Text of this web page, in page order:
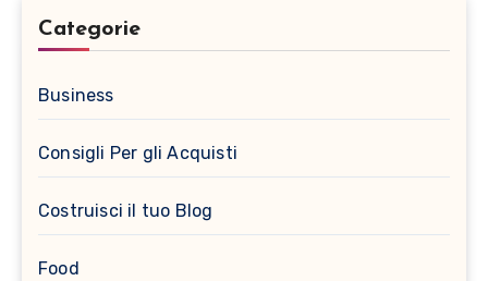
Categorie
Business
Consigli Per gli Acquisti
Costruisci il tuo Blog
Food